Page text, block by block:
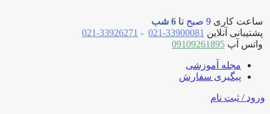
ساعت کاری 9 صبح تا 6 شب
پشتیبانی آنلاین 33900081-021
-
33926271-021
واتس آپ 09109261895
مجله آموزشی
پیگیری سفارش
ورود / ثبت نام